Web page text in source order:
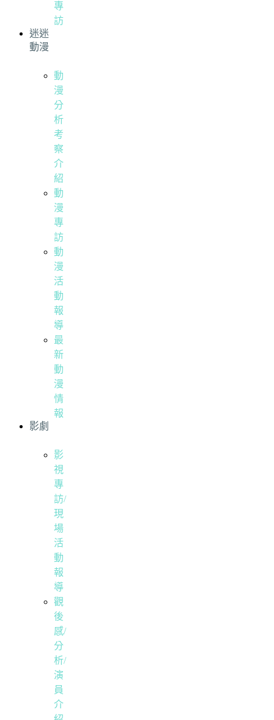
專
訪
迷迷
動漫
動
漫
分
析
考
察
介
紹
動
漫
專
訪
動
漫
活
動
報
導
最
新
動
漫
情
報
影劇
影
視
專
訪/
現
場
活
動
報
導
觀
後
感/
分
析/
演
員
介